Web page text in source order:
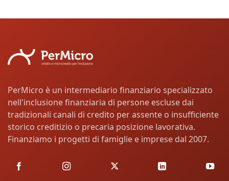
PerMicro è un intermediario finanziario specializzato
nell'inclusione finanziaria di persone escluse dai
tradizionali canali di credito per assente o insufficiente
storico creditizio o precaria posizione lavorativa.
Finanziamo i progetti di famiglie e imprese dal 2007.